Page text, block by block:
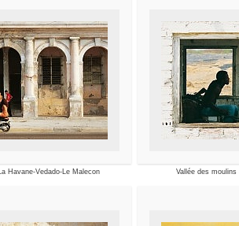
La Havane-Vedado-Le Malecon Vallée des moulins